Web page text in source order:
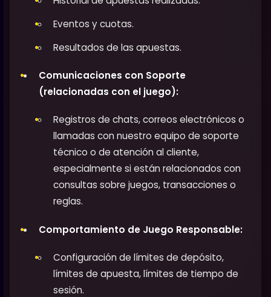
Eventos y cuotas.
Resultados de las apuestas.
Comunicaciones con Soporte
(relacionadas con el juego):
Registros de chats, correos electrónicos o
llamadas con nuestro equipo de soporte
técnico o de atención al cliente,
especialmente si están relacionados con
consultas sobre juegos, transacciones o
reglas.
Comportamiento de Juego Responsable:
Configuración de límites de depósito,
límites de apuesta, límites de tiempo de
sesión.